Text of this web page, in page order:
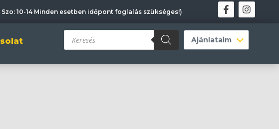
10-14 Minden esetben időpont foglalás szükséges!)